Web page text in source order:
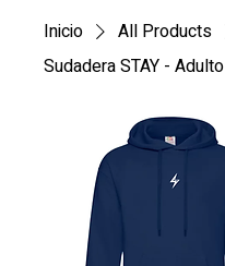
Inicio
All Products
Sudadera STAY - Adulto